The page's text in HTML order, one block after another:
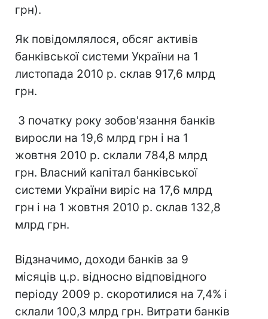
грн).
Як повідомлялося, обсяг активів
банківської системи України на 1
листопада 2010 р. склав 917,6 млрд
грн.
З початку року зобов'язання банків
виросли на 19,6 млрд грн і на 1
жовтня 2010 р. склали 784,8 млрд
грн. Власний капітал банківської
системи України виріс на 17,6 млрд
грн і на 1 жовтня 2010 р. склав 132,8
млрд грн.
Відзначимо, доходи банків за 9
місяців ц.р. відносно відповідного
періоду 2009 р. скоротилися на 7,4% і
склали 100,3 млрд грн. Витрати банків